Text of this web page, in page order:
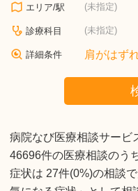
エリア/駅 (未指定)
診療科目 (未指定)
詳細条件 肩がはず
病院なび医療相談サービ
46696件の医療相談のう
症状は 27件(0%)の相談